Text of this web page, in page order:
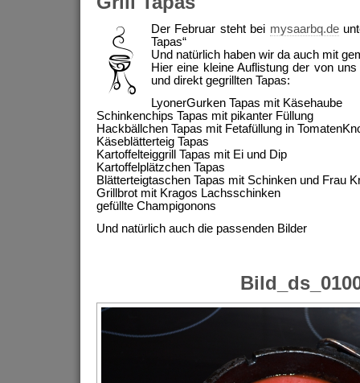
Der Februar steht bei mysaarbq.de
Tapas“
Und natürlich haben wir da auch mit
Hier eine kleine Auflistung der von
und direkt gegrillten Tapas:
LyonerGurken Tapas mit Käsehaube
Schinkenchips Tapas mit pikanter Füllung
Hackbällchen Tapas mit Fetafüllung in
Käseblätterteig Tapas
Kartoffelteiggrill Tapas mit Ei und Dip
Kartoffelplätzchen Tapas
Blätterteigtaschen Tapas mit Schinken und Frau
Grillbrot mit Kragos Lachsschinken
gefüllte Champigonons
Und natürlich auch die passenden Bilder